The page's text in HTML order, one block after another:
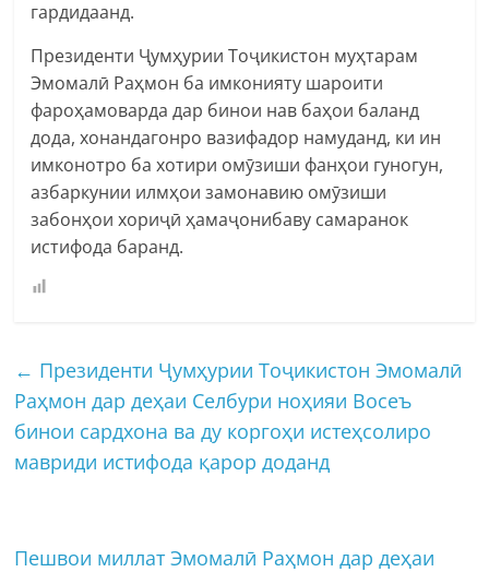
гардидаанд.
Президенти Ҷумҳурии Тоҷикистон муҳтарам
Эмомалӣ Раҳмон ба имконияту шароити
фароҳамоварда дар бинои нав баҳои баланд
дода, хонандагонро вазифадор намуданд, ки ин
имконотро ба хотири омӯзиши фанҳои гуногун,
азбаркунии илмҳои замонавию омӯзиши
забонҳои хориҷӣ ҳамаҷонибаву самаранок
истифода баранд.
← Президенти Ҷумҳурии Тоҷикистон Эмомалӣ
Раҳмон дар деҳаи Селбури ноҳияи Восеъ
бинои сардхона ва ду коргоҳи истеҳсолиро
мавриди истифода қарор доданд
Пешвои миллат Эмомалӣ Раҳмон дар деҳаи